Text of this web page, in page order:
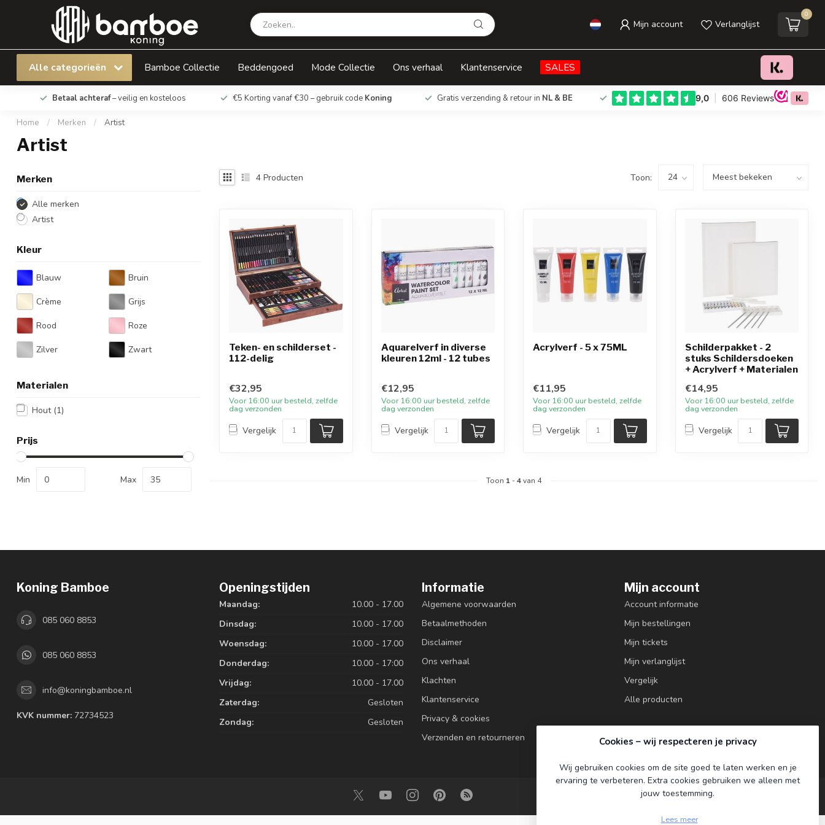
Mijn account Verlanglijst
0
Alle categorieën Bamboe Collectie Beddengoed Mode Collectie Ons verhaal Klantenservice SALES
Betaal achteraf– veilig en kosteloos €5 Korting vanaf €30 – gebruik code Koning Gratis verzending & retour in NL & BE
Home / Merken / Artist
Artist
Merken
Alle merken
Artist
Kleur
Blauw Bruin
Crème Grijs
Rood Roze
Zilver Zwart
Materialen
Hout (1)
Prijs
Min Max
4 Producten Toon:
Teken- en schilderset -
112-delig
€32,95
Voor 16:00 uur besteld, zelfde
dag verzonden
Vergelijk
Aquarelverf in diverse
kleuren 12ml - 12 tubes
€12,95
Voor 16:00 uur besteld, zelfde
dag verzonden
Vergelijk
Acrylverf - 5 x 75ML
€11,95
Voor 16:00 uur besteld, zelfde
dag verzonden
Vergelijk
Schilderpakket - 2
stuks Schildersdoeken
+ Acrylverf + Materialen
€14,95
Voor 16:00 uur besteld, zelfde
dag verzonden
Vergelijk
Toon 1 -4van 4
Koning Bamboe
085 060 8853
085 060 8853
info@koningbamboe.nl
KVK nummer: 72734523
Openingstijden
Maandag:
10.00 - 17.00
Dinsdag:
10.00 - 17.00
Woensdag:
10.00 - 17.00
Donderdag:
10.00 - 17:00
Vrijdag:
10.00 - 17.00
Zaterdag:
Gesloten
Zondag:
Gesloten
Informatie
Algemene voorwaarden
Betaalmethoden
Disclaimer
Ons verhaal
Klachten
Klantenservice
Privacy & cookies
Verzenden en retourneren
Mijn account
Account informatie
Mijn bestellingen
Mijn tickets
Mijn verlanglijst
Vergelijk
Alle producten
Cookies – wij respecteren je privacy
Wij gebruiken cookies om de site goed te laten werken en je
ervaring te verbeteren. Extra cookies gebruiken we alleen met
jouw toestemming.
Lees meer